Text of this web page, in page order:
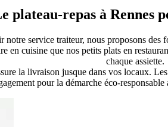
plateau-repas à Rennes
notre service traiteur, nous proposons
en cuisine que nos petits plats en
chaque assiette.
la livraison jusque dans vos locaux.
pour la démarche éco-